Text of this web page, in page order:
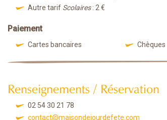
Autre tarif Scolaires: 2 €
Paiement
Cartes bancaires Chèques
Renseignements / Réservation
02 54 30 21 78
contact@maisondejourdefete.com